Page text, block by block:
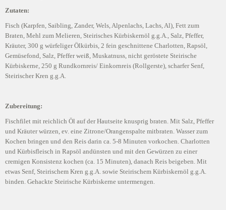
Zutaten:
Fisch (Karpfen, Saibling, Zander, Wels, Alpenlachs, Lachs, Al), Fett zum
Braten, Mehl zum Melieren, Steirisches Kürbiskernöl g.g.A., Salz, Pfeffer,
Kräuter, 300 g würfeliger Ölkürbis, 2 fein geschnittene Charlotten, Rapsöl,
Gemüsefond, Salz, Pfeffer weiß, Muskatnuss, nicht geröstete Steirische
Kürbiskerne, 250 g Rundkornreis/ Einkornreis (Rollgerste), scharfer Senf,
Steirischer Kren g.g.A.
Zubereitung:
Fischfilet mit reichlich Öl auf der Hautseite knusprig braten. Mit Salz, Pfeffer
und Kräuter würzen, ev. eine Zitrone/Orangenspalte mitbraten. Wasser zum
Kochen bringen und den Reis darin ca. 5-8 Minuten vorkochen. Charlotten
und Kürbisfleisch in Rapsöl andünsten und mit den Gewürzen zu einer
cremigen Konsistenz kochen (ca. 15 Minuten), danach Reis beigeben. Mit
etwas Senf, Steirischem Kren g.g.A. sowie Steirischem Kürbiskernöl g.g.A.
binden. Gehackte Steirische Kürbiskerne untermengen.